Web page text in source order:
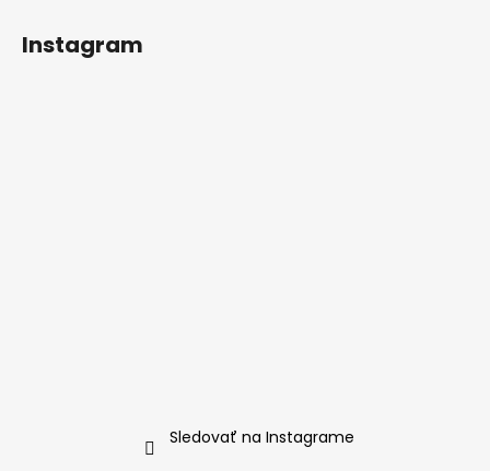
Instagram
Sledovať na Instagrame